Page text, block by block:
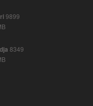
9899
8349